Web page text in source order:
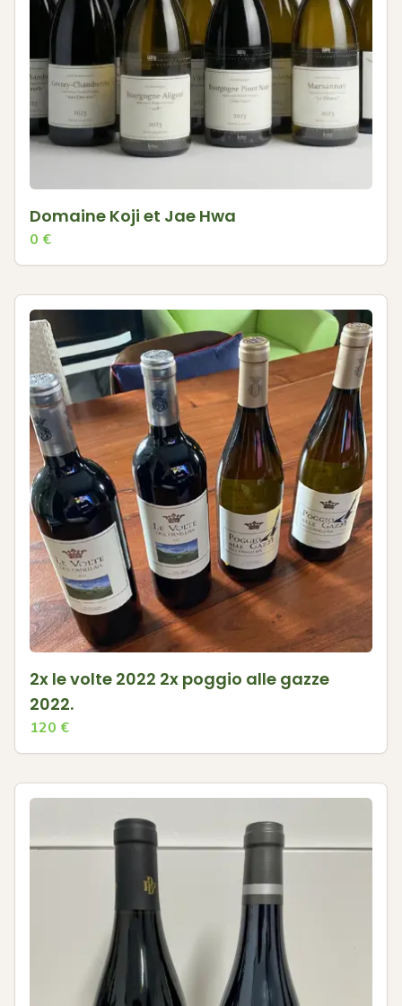
Domaine Koji et Jae Hwa
0 €
2x le volte 2022 2x poggio alle gazze
2022.
120 €